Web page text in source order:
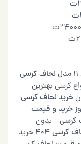
لحاف کرسی
کرسیبهترین
خرید لحاف کرسی
خرید و قیمت
کرسی– بدون
4×4
خرید